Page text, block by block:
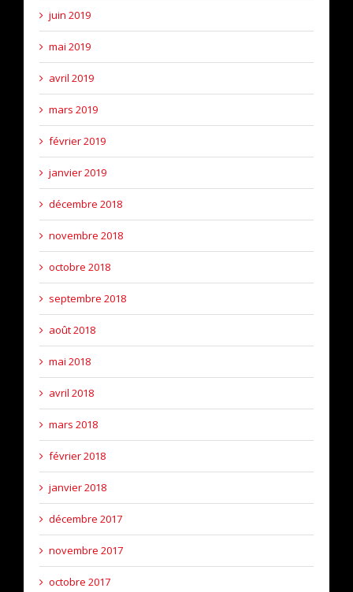
juin 2019
mai 2019
avril 2019
mars 2019
février 2019
janvier 2019
décembre 2018
novembre 2018
octobre 2018
septembre 2018
août 2018
mai 2018
avril 2018
mars 2018
février 2018
janvier 2018
décembre 2017
novembre 2017
octobre 2017